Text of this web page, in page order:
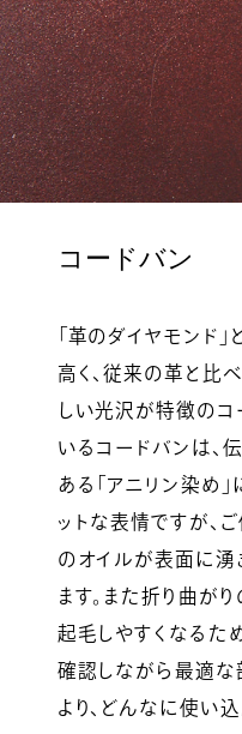
コードバン
「革のダイヤモンド
高く、従来の革と比
しい光沢が特徴のコ
いるコードバンは、
ある「アニリン染め
ットな表情ですが、
のオイルが表面に湧
ます。また折り曲が
起毛しやすくなるた
確認しながら最適な
より、どんなに使い